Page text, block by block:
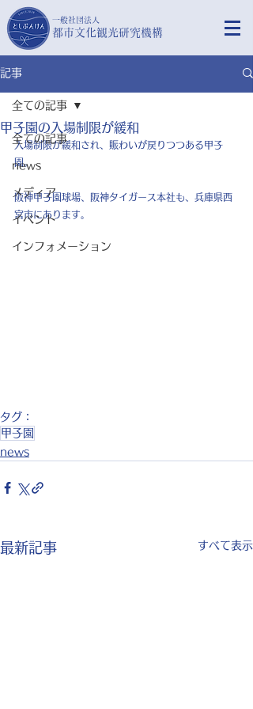
​一般社団法人
都市文化観光研究機構
記事
全ての記事
news
メディア
イベント
インフォメーション
全ての記事
甲子園の入場制限が緩和
入場制限が緩和され、賑わいが戻りつつある甲子
園。
阪神甲子園球場、阪神タイガース本社も、兵庫県西
宮市にあります。
タグ：
甲子園
news
最新記事 すべて表示